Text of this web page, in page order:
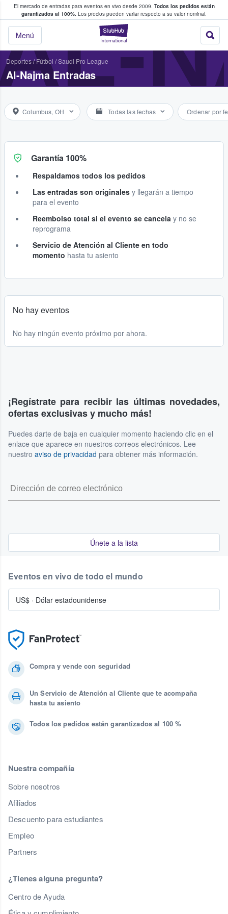
El mercado de entradas para eventos en vivo desde 2009. Todos los pedidos están
garantizados al 100%. Los precios pueden variar respecto a su valor nominal.
StubHub:
Menú
y venta de entradas entre fans
Deportes/Fútbol /Saudi Pro League
Al-Najma Entradas
Columbus, OH Todas las fechas Ordenar por
Garantía 100%
Respaldamos todos los pedidos
Las entradas son originales y llegarán a tiempo
para el evento
Reembolso total si el evento se cancela y no se
reprograma
Servicio de Atención al Cliente en todo
momento hasta tu asiento
No hay eventos
No hay ningún evento próximo por ahora.
¡Regístrate para recibir las últimas novedades,
ofertas exclusivas y mucho más!
Puedes darte de baja en cualquier momento haciendo clic en el
enlace que aparece en nuestros correos electrónicos. Lee
nuestro aviso de privacidad para obtener más información.
Únete a la lista
Compra y vende con seguridad
Un Servicio de Atención al Cliente que te acompaña
hasta tu asiento
Todos los pedidos están garantizados al 100 %
Nuestra compañía
Sobre nosotros
Afiliados
Descuento para estudiantes
Empleo
Partners
¿Tienes alguna pregunta?
Centro de Ayuda
Eventos en vivo de todo el mundo
US$ · Dólar estadounidense